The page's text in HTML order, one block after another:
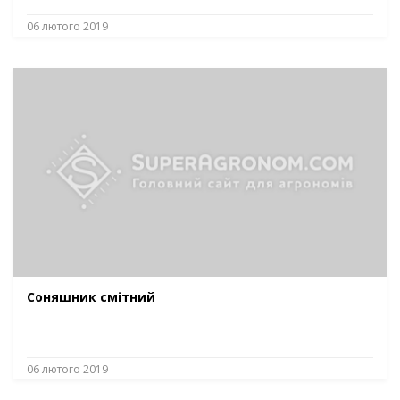
06 лютого 2019
Соняшник смітний
06 лютого 2019